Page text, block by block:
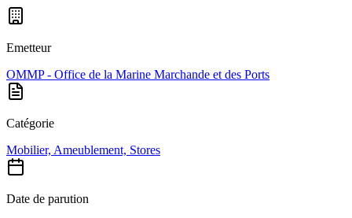
Emetteur
OMMP - Office de la Marine Marchande et des Ports
Catégorie
Mobilier, Ameublement, Stores
Date de parution